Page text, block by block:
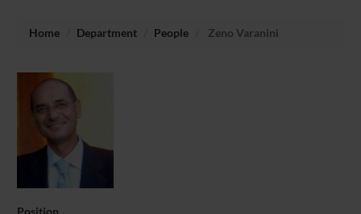
Home Department People Zeno Varanini